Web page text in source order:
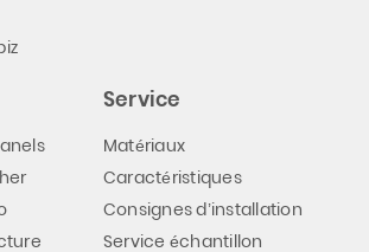
Service
Matériaux
Caractéristiques
Consignes d’installation
Service échantillon